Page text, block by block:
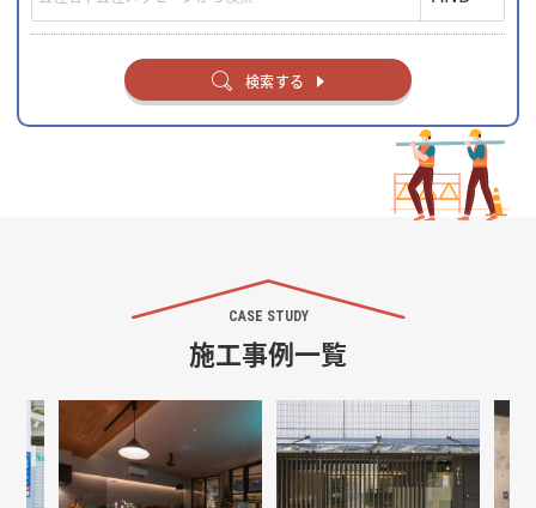
検索する
CASE STUDY
施工事例一覧